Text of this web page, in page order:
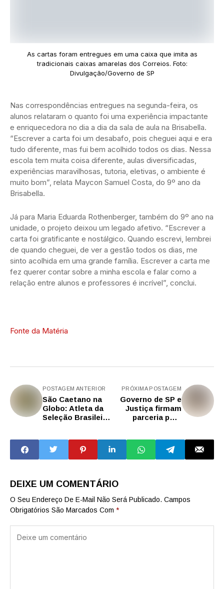
As cartas foram entregues em uma caixa que imita as
tradicionais caixas amarelas dos Correios. Foto:
Divulgação/Governo de SP
Nas correspondências entregues na segunda-feira, os
alunos relataram o quanto foi uma experiência impactante
e enriquecedora no dia a dia da sala de aula na Brisabella.
“Escrever a carta foi um desabafo, pois cheguei aqui e era
tudo diferente, mas fui bem acolhido todos os dias. Nessa
escola tem muita coisa diferente, aulas diversificadas,
experiências maravilhosas, tutoria, eletivas, o ambiente é
muito bom”, relata Maycon Samuel Costa, do 9º ano da
Brisabella.
Já para Maria Eduarda Rothenberger, também do 9º ano na
unidade, o projeto deixou um legado afetivo. “Escrever a
carta foi gratificante e nostálgico. Quando escrevi, lembrei
de quando cheguei, de ver a gestão todos os dias, me
sinto acolhida em uma grande família. Escrever a carta me
fez querer contar sobre a minha escola e falar como a
relação entre alunos e professores é incrível”, conclui.
Fonte da Matéria
POSTAGEM ANTERIOR
São Caetano na
Globo: Atleta da
Seleção Brasileira
emociona o país
com sua história
no Esporte
PRÓXIMA POSTAGEM
Governo de SP e
Justiça firmam
parceria para
‘saidinha’
DEIXE UM COMENTÁRIO
O Seu Endereço De E-Mail Não Será Publicado. Campos
Obrigatórios São Marcados Com *